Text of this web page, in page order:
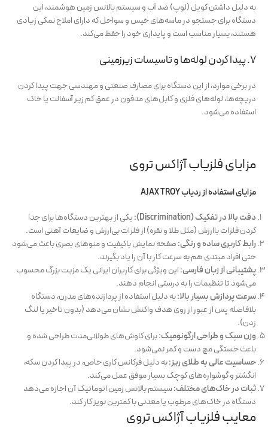
به دلیل داشتن کویل (لوپ) ضد آب و سیستم بالانس زمین هوشمند، این
دستگاه برای جستجو در ماسه‌های خیس و سواحل که دارای املاح نمکی زیادی
هستند، بسیار مناسب است و پایداری خود را حفظ می‌کند.
۷. پیدا کردن لوله‌ها و تاسیسات زیرزمینی
در برخی موارد، از این دستگاه برای مصارف صنعتی و مهندسی جهت پیدا کردن
دریچه‌ها، لوله‌های فلزی و کابل‌های مدفون در عمق کم زیر آسفالت یا خاک
استفاده می‌شود.
مزایای فلزیاب آژاکس تروی
مزایای استفاده از ردیاب AJAX TROY
دقت بالا در تفکیک (Discrimination):
یکی از بهترین دستگاه‌ها برای جدا
کردن فلزات باارزش (مثل طلا و نقره) از فلزات بی‌ارزش و ضایعات آهنی است.
رابط کاربری ساده و رنگی:صفحه نمایش باکیفیت و منوهای بصری باعث می‌شود
حتی افراد مبتدی هم به سرعت کار با آن را یاد بگیرند.
پشتیبانی از زبان فارسی:این ویژگی برای کاربران ایرانی یک مزیت بزرگ محسوب
می‌شود تا تنظیمات را به درستی انجام دهند.
سرعت پردازش بسیار بالا:به دلیل استفاده از پردازنده‌های مدرن، دستگاه
بلافاصله پس از عبور از روی هدف واکنش نشان می‌دهد (بدون تاخیر یا لنگ
زدن).
وزن سبک و طراحی ارگونومیک:برای کاوش‌های طولانی‌مدت طراحی شده و
باعث خستگی مچ دست و کمر نمی‌شود.
حساسیت عالی به طلای ریز:به دلیل فرکانس کاری خاص، در پیدا کردن سکه،
انگشتر و گوشواره‌های کوچک بسیار موفق عمل می‌کند.
ثبات در خاک‌های مختلف:سیستم بالانس زمین اتوماتیک آن اجازه می‌دهد
دستگاه در خاک‌های مرطوب یا معدنی با کمترین نویز کار کند.
معایب فلزیاب آژاکس تروی